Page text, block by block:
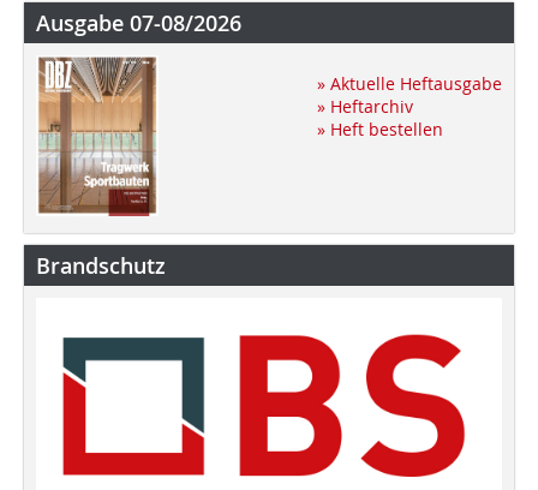
Ausgabe 07-08/2026
» Aktuelle Heftausgabe
» Heftarchiv
» Heft bestellen
Brandschutz